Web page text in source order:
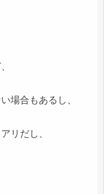
場合もあるし、
リだし、